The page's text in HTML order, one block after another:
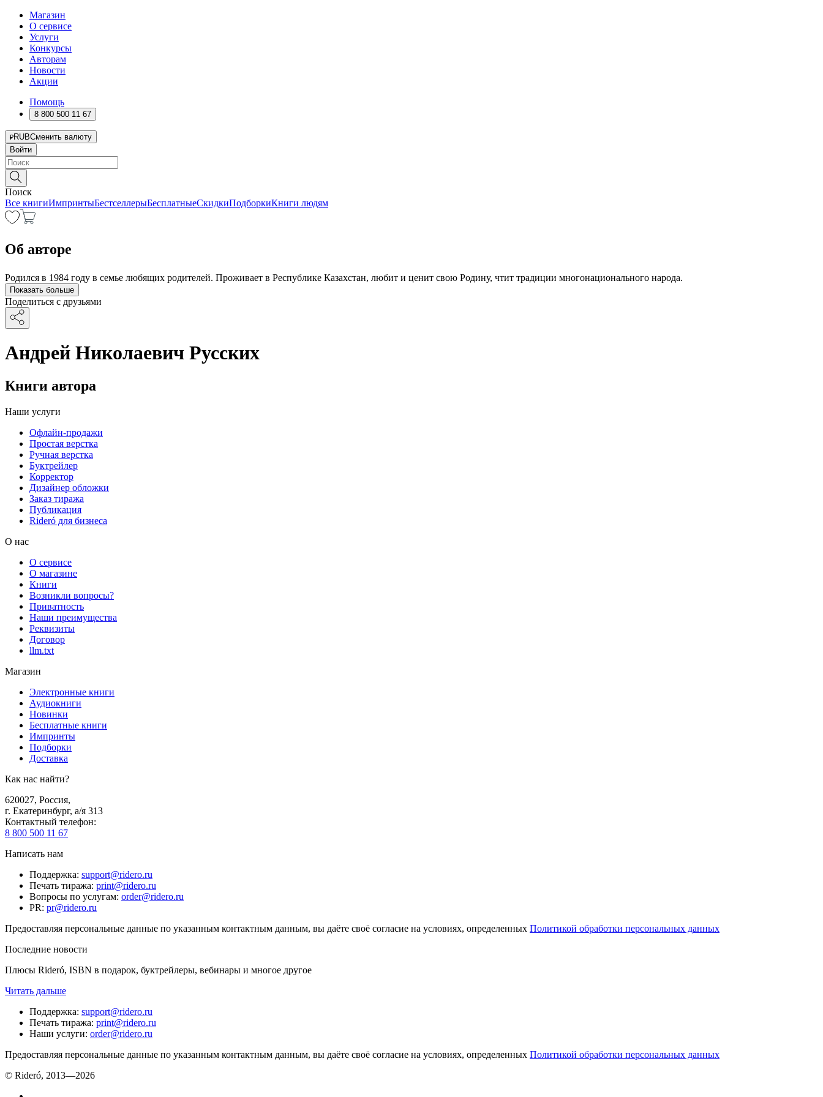
Магазин
О сервисе
Услуги
Конкурсы
Авторам
Новости
Акции
Помощь
8 800 500 11 67
RUBСменить валюту
Войти
Поиск
Все книгиИмпринтыБестселлерыБесплатныеСкидкиПодборкиКниги людям
Об авторе
Родился в 1984 году в семье любящих родителей. Проживает в Республике Казахстан, любит и ценит свою Родину, чтит традиции многонационального народа.
Показать больше
Поделиться с друзьями
Андрей Николаевич Русских
Книги автора
Наши услуги
Офлайн-продажи
Простая верстка
Ручная верстка
Буктрейлер
Корректор
Дизайнер обложки
Заказ тиража
Публикация
Rideró для бизнеса
О нас
О сервисе
О магазине
Книги
Возникли вопросы?
Приватность
Наши преимущества
Реквизиты
Договор
llm.txt
Магазин
Электронные книги
Аудиокниги
Новинки
Бесплатные книги
Импринты
Подборки
Доставка
Как нас найти?
620027, Россия,
г. Екатеринбург, а/я 313
Контактный телефон:
8 800 500 11 67
Написать нам
Поддержка: support@ridero.ru
Печать тиража: print@ridero.ru
Вопросы по услугам: order@ridero.ru
PR: pr@ridero.ru
Предоставляя персональные данные по указанным контактным данным, вы даёте своё согласие на условиях, определенных Политикой обработки персональных данных
Последние новости
Плюсы Rideró, ISBN в подарок, буктрейлеры, вебинары и многое другое
Читать дальше
Поддержка: support@ridero.ru
Печать тиража: print@ridero.ru
Наши услуги: order@ridero.ru
Предоставляя персональные данные по указанным контактным данным, вы даёте своё согласие на условиях, определенных Политикой обработки персональных данных
© Rideró, 2013—2026